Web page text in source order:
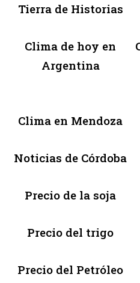
Tierra de Historias
Clima de hoy en
Argentina
Clima en Mendoza
Noticias de Córdoba
Precio de la soja
Precio del trigo
Precio del Petróleo